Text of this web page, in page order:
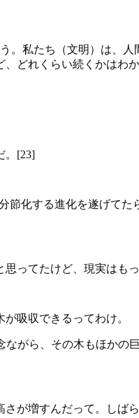
。私たち（文明）は、
どれくらい続くかはわ
。[23]
節化する進化を遂げてた
ってたけど、現実はもっ
吸収できるってわけ。
ながら、その木もほかの
が増すんだって。しば